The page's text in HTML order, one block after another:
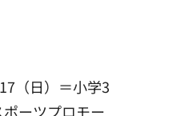
（日）＝小学3
ーツプロモー